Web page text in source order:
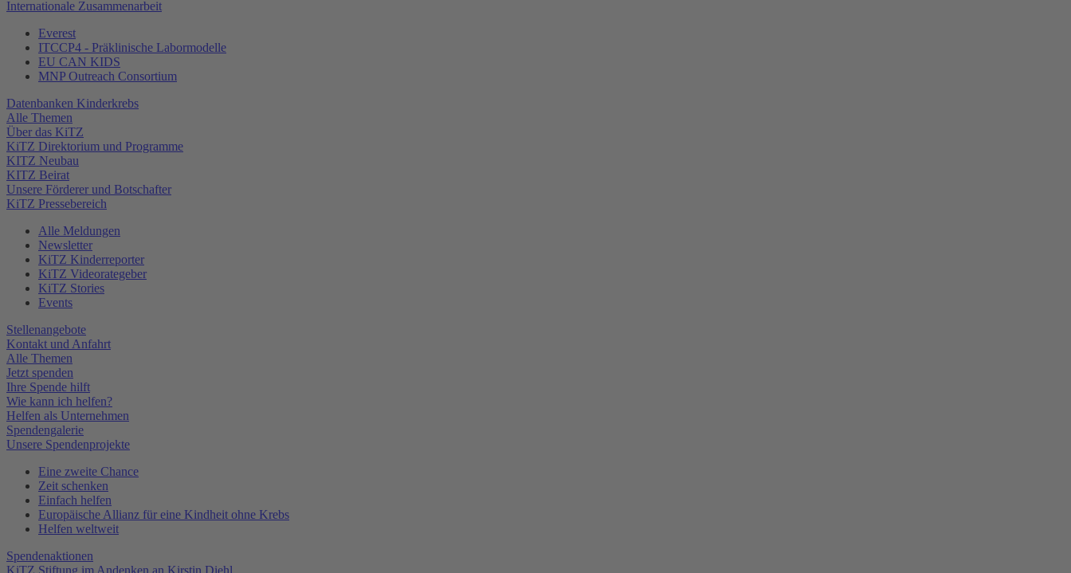
Internationale Zusammenarbeit
Everest
ITCCP4 - Präklinische Labormodelle
EU CAN KIDS
MNP Outreach Consortium
Datenbanken Kinderkrebs
Alle Themen
Über das KiTZ
KiTZ Direktorium und Programme
KITZ Neubau
KITZ Beirat
Unsere Förderer und Botschafter
KiTZ Pressebereich
Alle Meldungen
Newsletter
KiTZ Kinderreporter
KiTZ Videorategeber
KiTZ Stories
Events
Stellenangebote
Kontakt und Anfahrt
Alle Themen
Jetzt spenden
Ihre Spende hilft
Wie kann ich helfen?
Helfen als Unternehmen
Spendengalerie
Unsere Spendenprojekte
Eine zweite Chance
Zeit schenken
Einfach helfen
Europäische Allianz für eine Kindheit ohne Krebs
Helfen weltweit
Spendenaktionen
KiTZ Stiftung im Andenken an Kirstin Diehl